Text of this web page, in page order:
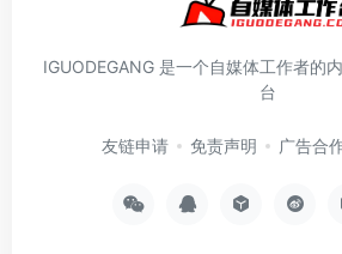
IGUODEGANG 是一个自媒体工作者的
台
友链申请 免责声明 广告合